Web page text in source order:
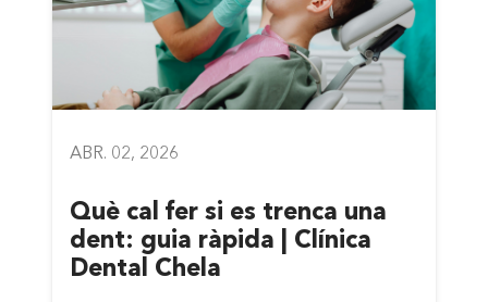
ABR. 02, 2026
Què cal fer si es trenca una
dent: guia ràpida | Clínica
Dental Chela